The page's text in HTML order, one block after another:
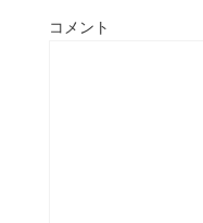
コメント